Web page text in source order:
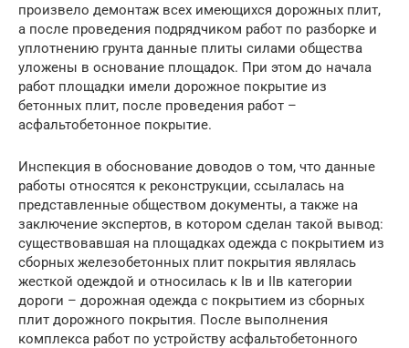
произвело демонтаж всех имеющихся дорожных плит,
а после проведения подрядчиком работ по разборке и
уплотнению грунта данные плиты силами общества
уложены в основание площадок. При этом до начала
работ площадки имели дорожное покрытие из
бетонных плит, после проведения работ –
асфальтобетонное покрытие.
Инспекция в обоснование доводов о том, что данные
работы относятся к реконструкции, ссылалась на
представленные обществом документы, а также на
заключение экспертов, в котором сделан такой вывод:
существовавшая на площадках одежда с покрытием из
сборных железобетонных плит покрытия являлась
жесткой одеждой и относилась к Iв и IIв категории
дороги – дорожная одежда с покрытием из сборных
плит дорожного покрытия. После выполнения
комплекса работ по устройству асфальтобетонного